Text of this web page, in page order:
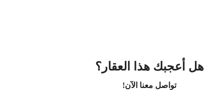
هل أعجبك هذا العقار؟
تواصل معنا الآن!